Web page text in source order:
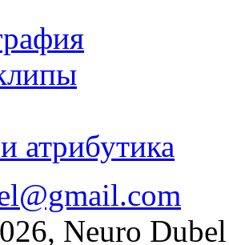
атрибутика
Neuro Dubel